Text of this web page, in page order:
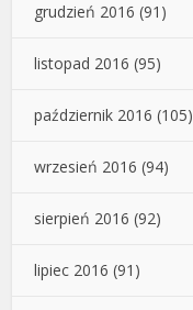
grudzień 2016 (91)
listopad 2016 (95)
październik 2016 (105)
wrzesień 2016 (94)
sierpień 2016 (92)
lipiec 2016 (91)